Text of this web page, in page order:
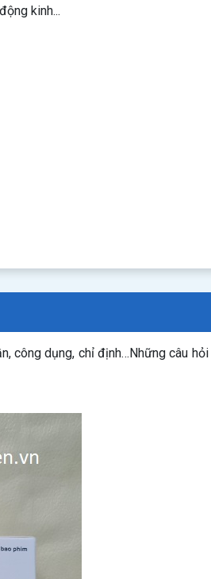
kinh...
công dụng, chỉ định…Những câu